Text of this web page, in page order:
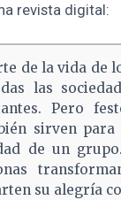
revista digital:
de la vida de
las
Pero
sirven
de un
su alegría